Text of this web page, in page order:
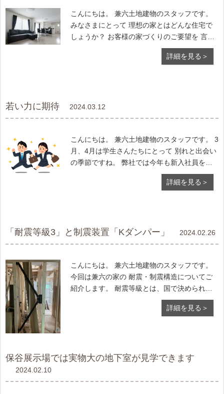
こんにちは。 兼六土地建物のスタッフです。
みなさまにとって 理想の家とはどんな住宅で
しょうか？ お客様の家づくりのご要望を 言葉
でお伝えいただいた場合、 弊社の担当者は自
分なりに解釈した上で 施工例をお見せした
詳細を見る＞
若い力に期待 2024.03.12
こんにちは。 兼六土地建物のスタッフです。 3
月、4月は学生さんたちにとって 別れと出会い
の季節ですね。 弊社では今年も新入社員を迎
えます。 毎年同じことを感じていますが、 希
望に満ち溢れた新入社員たちが どんなことに
詳細を見る＞
「耐震等級3」と制震装置「Kダンパー」 2024.02.26
こんにちは。 兼六土地建物のスタッフです。
今回は兼六の家の 耐震・制震構造についてご
紹介します。 耐震等級とは、国で決められて
いる 建物の耐震性能を表す指標のことで、 弊
社では全戸で等級３を取得しております。 ち
詳細を見る＞
保谷展示場では実物大の地下室が見学できます
2024.02.10